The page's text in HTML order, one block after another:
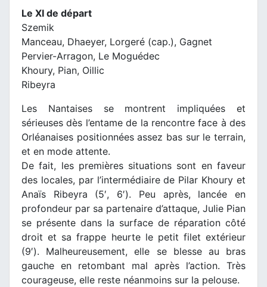
Le XI de départ
Szemik
Manceau, Dhaeyer, Lorgeré (cap.), Gagnet
Pervier-Arragon, Le Moguédec
Khoury, Pian, Oillic
Ribeyra
Les Nantaises se montrent impliquées et
sérieuses dès l’entame de la rencontre face à des
Orléanaises positionnées assez bas sur le terrain,
et en mode attente.
De fait, les premières situations sont en faveur
des locales, par l’intermédiaire de Pilar Khoury et
Anaïs Ribeyra (5′, 6′). Peu après, lancée en
profondeur par sa partenaire d’attaque, Julie Pian
se présente dans la surface de réparation côté
droit et sa frappe heurte le petit filet extérieur
(9′). Malheureusement, elle se blesse au bras
gauche en retombant mal après l’action. Très
courageuse, elle reste néanmoins sur la pelouse.